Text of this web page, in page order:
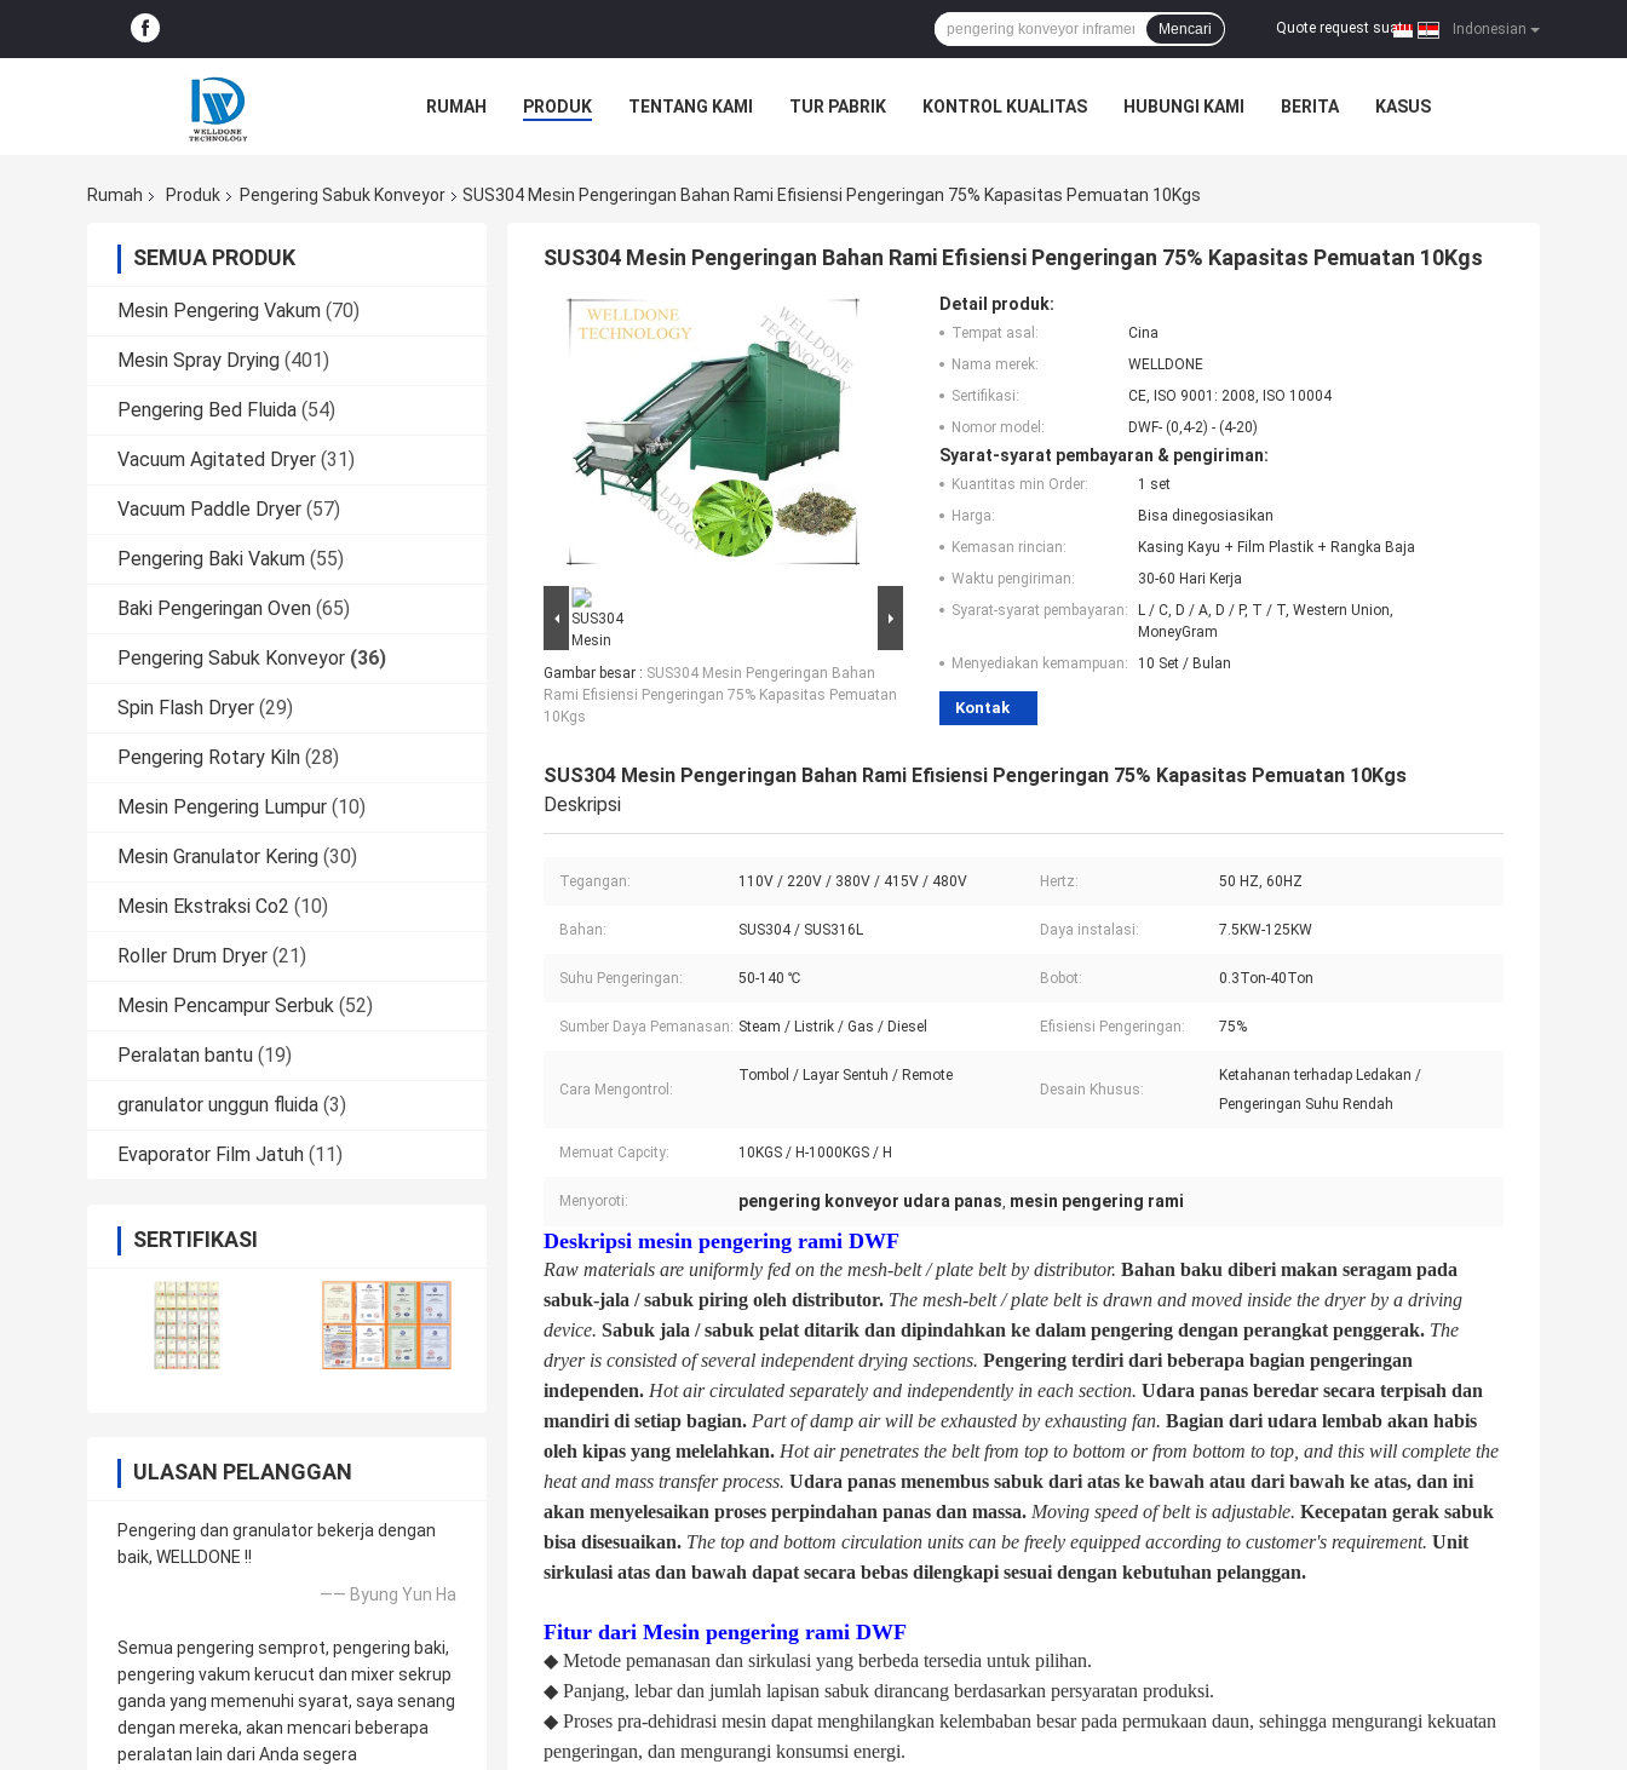
Indonesian
Quote request suatu |
Mencari
RUMAH PRODUK TENTANG KAMI TUR PABRIK KONTROL KUALITAS HUBUNGI KAMI BERITA KASUS
Rumah
Produk Pengering Sabuk Konveyor SUS304 Mesin Pengeringan Bahan Rami Efisiensi Pengeringan 75% Kapasitas Pemuatan 10Kgs
SEMUA PRODUK
Mesin Pengering Vakum (70)
Mesin Spray Drying (401)
Pengering Bed Fluida (54)
Vacuum Agitated Dryer (31)
Vacuum Paddle Dryer (57)
Pengering Baki Vakum (55)
Baki Pengeringan Oven (65)
Pengering Sabuk Konveyor (36)
Spin Flash Dryer (29)
Pengering Rotary Kiln (28)
Mesin Pengering Lumpur (10)
Mesin Granulator Kering (30)
Mesin Ekstraksi Co2 (10)
Roller Drum Dryer (21)
Mesin Pencampur Serbuk (52)
Peralatan bantu (19)
granulator unggun fluida (3)
Evaporator Film Jatuh (11)
SERTIFIKASI
ULASAN PELANGGAN
Pengering dan granulator bekerja dengan
baik, WELLDONE !!
—— Byung Yun Ha
Semua pengering semprot, pengering baki,
pengering vakum kerucut dan mixer sekrup
ganda yang memenuhi syarat, saya senang
dengan mereka, akan mencari beberapa
peralatan lain dari Anda segera
SUS304 Mesin Pengeringan Bahan Rami Efisiensi Pengeringan 75% Kapasitas Pemuatan 10Kgs
Gambar besar : SUS304 Mesin Pengeringan Bahan
Rami Efisiensi Pengeringan 75% Kapasitas Pemuatan
10Kgs
Detail produk:
Tempat asal:
Cina
Nama merek:
WELLDONE
Sertifikasi:
CE, ISO 9001: 2008, ISO 10004
Nomor model:
DWF- (0,4-2) - (4-20)
Syarat-syarat pembayaran & pengiriman:
Kuantitas min Order:
1 set
Harga:
Bisa dinegosiasikan
Kemasan rincian:
Kasing Kayu + Film Plastik + Rangka Baja
Waktu pengiriman:
30-60 Hari Kerja
Syarat-syarat pembayaran:
L / C, D / A, D / P, T / T, Western Union,
MoneyGram
Menyediakan kemampuan:
10 Set / Bulan
Kontak
SUS304 Mesin Pengeringan Bahan Rami Efisiensi Pengeringan 75% Kapasitas Pemuatan 10Kgs
Deskripsi
Tegangan: 110V / 220V / 380V / 415V / 480V Hertz: 50 HZ, 60HZ
Bahan: SUS304 / SUS316L Daya instalasi: 7.5KW-125KW
Suhu Pengeringan: 50-140 ℃ Bobot: 0.3Ton-40Ton
Sumber Daya Pemanasan: Steam / Listrik / Gas / Diesel Efisiensi Pengeringan: 75%
Cara Mengontrol:
Tombol / Layar Sentuh / Remote
Desain Khusus:
Ketahanan terhadap Ledakan /
Pengeringan Suhu Rendah
Memuat Capcity: 10KGS / H-1000KGS / H
Menyoroti: pengering konveyor udara panas, mesin pengering rami
Deskripsi mesin pengering rami DWF
Raw materials are uniformly fed on the mesh-belt / plate belt by distributor. Bahan baku diberi makan seragam pada
sabuk-jala / sabuk piring oleh distributor. The mesh-belt / plate belt is drawn and moved inside the dryer by a driving
device. Sabuk jala / sabuk pelat ditarik dan dipindahkan ke dalam pengering dengan perangkat penggerak. The
dryer is consisted of several independent drying sections. Pengering terdiri dari beberapa bagian pengeringan
independen. Hot air circulated separately and independently in each section. Udara panas beredar secara terpisah dan
mandiri di setiap bagian. Part of damp air will be exhausted by exhausting fan. Bagian dari udara lembab akan habis
oleh kipas yang melelahkan. Hot air penetrates the belt from top to bottom or from bottom to top, and this will complete the
heat and mass transfer process. Udara panas menembus sabuk dari atas ke bawah atau dari bawah ke atas, dan ini
akan menyelesaikan proses perpindahan panas dan massa. Moving speed of belt is adjustable. Kecepatan gerak sabuk
bisa disesuaikan. The top and bottom circulation units can be freely equipped according to customer's requirement. Unit
sirkulasi atas dan bawah dapat secara bebas dilengkapi sesuai dengan kebutuhan pelanggan.
Fitur dari Mesin pengering rami DWF
◆ Metode pemanasan dan sirkulasi yang berbeda tersedia untuk pilihan.
◆ Panjang, lebar dan jumlah lapisan sabuk dirancang berdasarkan persyaratan produksi.
◆ Proses pra-dehidrasi mesin dapat menghilangkan kelembaban besar pada permukaan daun, sehingga mengurangi kekuatan
pengeringan, dan mengurangi konsumsi energi.